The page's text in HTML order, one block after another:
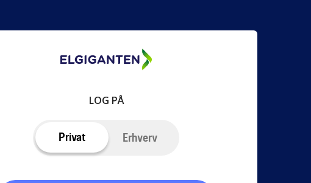
LOG PÅ
Privat Erhverv